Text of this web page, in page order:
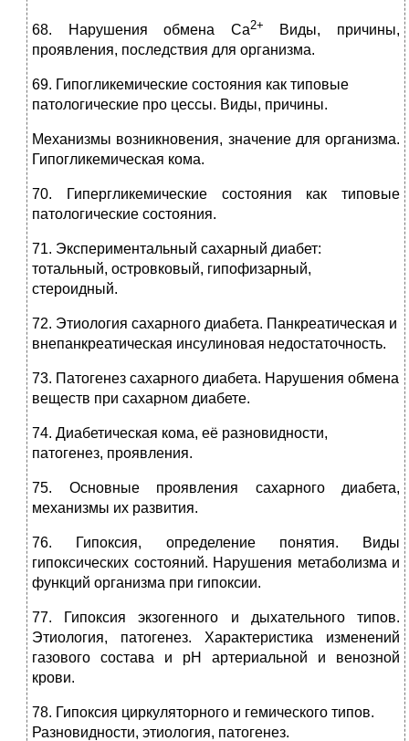
68. Нарушения обмена Са2+
Виды, причины,
проявления, последствия для организма.
69. Гипогликемические состояния как типовые
патологические про цессы. Виды, причины.
Механизмы возникновения, значение для организма.
Гипогликемическая кома.
70. Гипергликемические состояния как типовые
патологические состояния.
71. Экспериментальный сахарный диабет:
тотальный, островковый, гипофизарный,
стероидный.
72. Этиология сахарного диабета. Панкреатическая и
внепанкреатическая инсулиновая недостаточность.
73. Патогенез сахарного диабета. Нарушения обмена
веществ при сахарном диабете.
74. Диабетическая кома, её разновидности,
патогенез, проявления.
75. Основные проявления сахарного диабета,
механизмы их развития.
76. Гипоксия, определение понятия. Виды
гипоксических состояний. Нарушения метаболизма и
функций организма при гипоксии.
77. Гипоксия экзогенного и дыхательного типов.
Этиология, патогенез. Характеристика изменений
газового состава и рН артериальной и венозной
крови.
78. Гипоксия циркуляторного и гемического типов.
Разновидности, этиология, патогенез.